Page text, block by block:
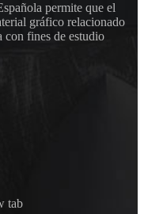
permite que el
gráfico relacionado
fines de estudio
tab